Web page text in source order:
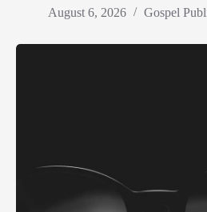
August 6, 2026
Gospel